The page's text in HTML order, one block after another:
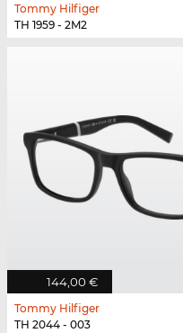
Tommy Hilfiger
TH 1959 - 2M2
144,00 €
Tommy Hilfiger
TH 2044 - 003